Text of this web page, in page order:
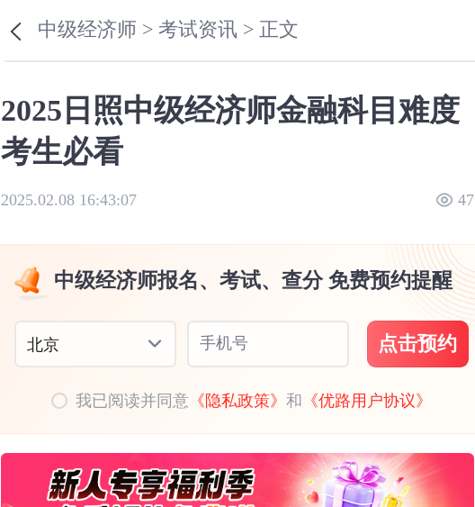
中级经济师 >考试资讯 > 正文
2025日照中级经济师金融科目难度
考生必看
2025.02.08 16:43:07 47
中级经济师报名、考试、查分 免费预约提醒
北京 手机号 点击预约
我已阅读并同意 《隐私政策》和 《优路用户协议》